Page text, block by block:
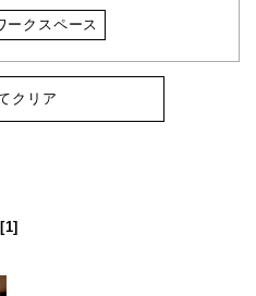
ークスペース
クリア
[1]